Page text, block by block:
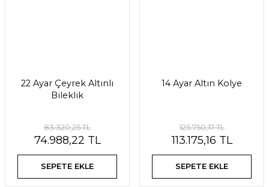
22 Ayar Çeyrek Altınlı
Bileklik
83.320,25 TL
74.988,22 TL
SEPETE EKLE
14 Ayar Altın Kolye
125.750,17 TL
113.175,16 TL
SEPETE EKLE